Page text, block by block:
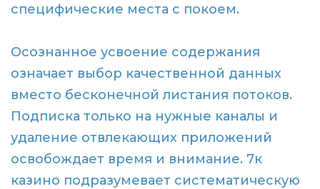
специфические места с покоем.
Осознанное усвоение содержания
означает выбор качественной данных
вместо бесконечной листания потоков.
Подписка только на нужные каналы и
удаление отвлекающих приложений
освобождает время и внимание. 7к
казино подразумевает систематическую